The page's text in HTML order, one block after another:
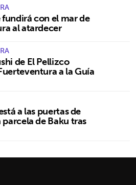
fundirá con el mar de
al atardecer
de El Pellizco
a la Guía
a las puertas de
de Baku tras